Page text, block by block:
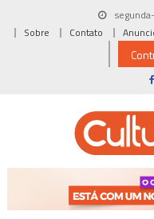
Sobre
Contato